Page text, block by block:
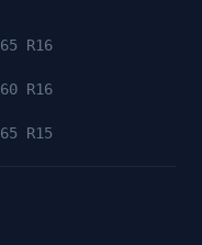
R16
R16
R15